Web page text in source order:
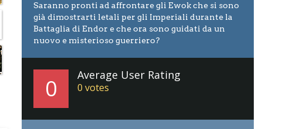
Saranno pronti ad affrontare gli Ewok che si sono
già dimostrarti letali per gli Imperiali durante la
Battaglia di Endor e che ora sono guidati da un
nuovo e misterioso guerriero?
0 Average User Rating
0 votes